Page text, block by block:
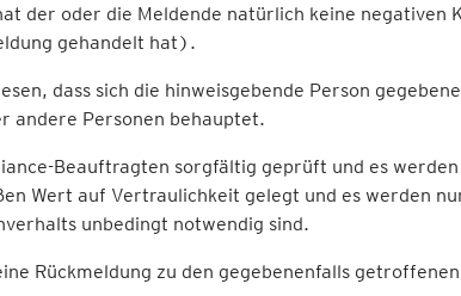
der oder die Meldende natürlich keine negativen
gehandelt hat).
dass sich die hinweisgebende Person
andere Personen behauptet.
Beauftragten sorgfältig geprüft und es
Wert auf Vertraulichkeit gelegt und es werden
unbedingt notwendig sind.
Rückmeldung zu den gegebenenfalls getroffenen